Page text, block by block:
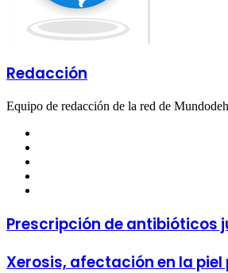
Redacción
Equipo de redacción de la red de
Prescripción de antibióticos
Xerosis, afectación en la piel